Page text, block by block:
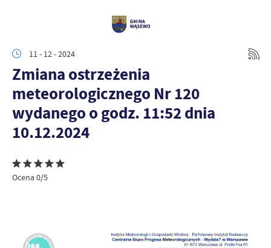
11 - 12 - 2024
Zmiana ostrzeżenia
meteorologicznego Nr 120
wydanego o godz. 11:52 dnia
10.12.2024
Ocena 0/5